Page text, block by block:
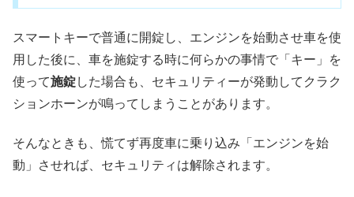
スマートキーで普通に開錠し、エンジンを始動させ車を使
用した後に、車を施錠する時に何らかの事情で「キー」を
使って施錠した場合も、セキュリティーが発動してクラク
ションホーンが鳴ってしまうことがあります。
そんなときも、慌てず再度車に乗り込み「エンジンを始
動」させれば、セキュリティは解除されます。